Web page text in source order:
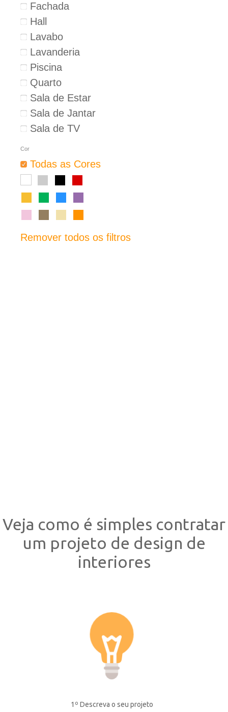
Fachada
Hall
Lavabo
Lavanderia
Piscina
Quarto
Sala de Estar
Sala de Jantar
Sala de TV
Cor
Todas as Cores
Remover todos os filtros
Veja como é simples contratar
um projeto de design de
interiores
1º Descreva o seu projeto